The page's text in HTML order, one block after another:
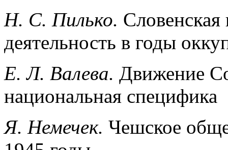
Н. С. Пилько. Словенская
деятельность в годы
Е. Л. Валева. Движение
национальная специфика
Я. Немечек. Чешское